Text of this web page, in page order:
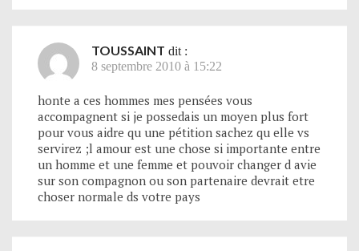
TOUSSAINT dit :
8 septembre 2010 à 15:22
honte a ces hommes mes pensées vous
accompagnent si je possedais un moyen plus fort
pour vous aidre qu une pétition sachez qu elle vs
servirez ;l amour est une chose si importante entre
un homme et une femme et pouvoir changer d avie
sur son compagnon ou son partenaire devrait etre
choser normale ds votre pays